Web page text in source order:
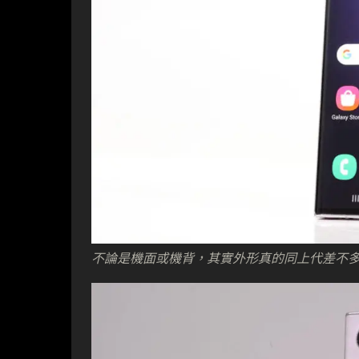
不論是機面或機背，其實外形真的同上代差不